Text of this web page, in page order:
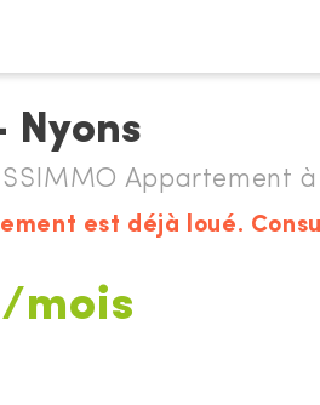
Nyons
Appartement
est déjà loué.
mois